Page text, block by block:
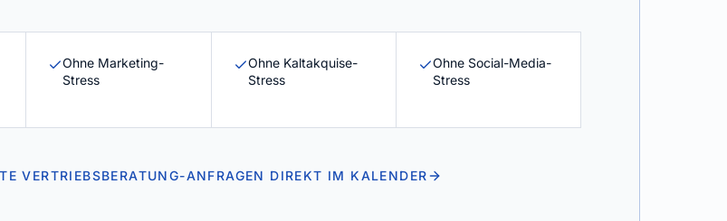
Ohne Marketing-
Stress
Ohne Kaltakquise-
Stress
Ohne Social-Media-
Stress
VERTRIEBSBERATUNG-ANFRAGEN DIREKT IM KALENDER